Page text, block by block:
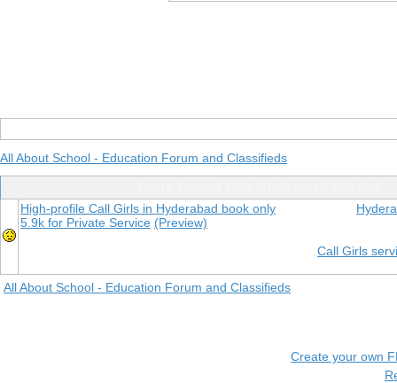
All About School - Education Forum and Classifieds
Call Girls
High-profile Call Girls in Hyderabad book only
5.9k for Private Service (Preview)
All About School - Education Forum and Classifieds
Create your own